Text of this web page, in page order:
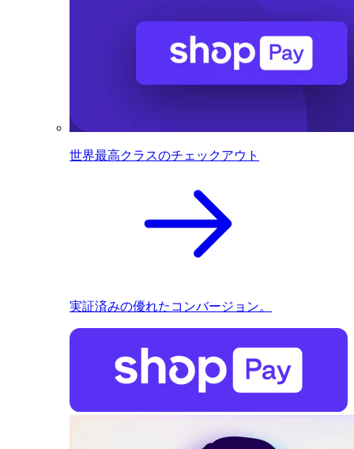
世界最高クラスのチェックアウト
実証済みの優れたコンバージョン。